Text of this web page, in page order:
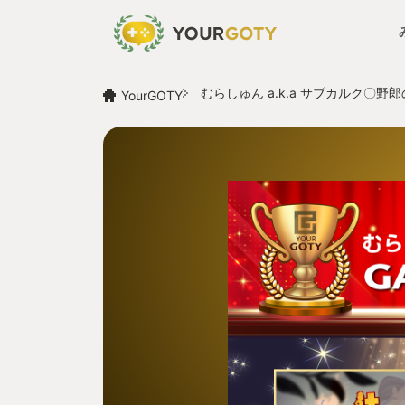
YourGOTY むらしゅん a.k.a サブカルク〇野郎